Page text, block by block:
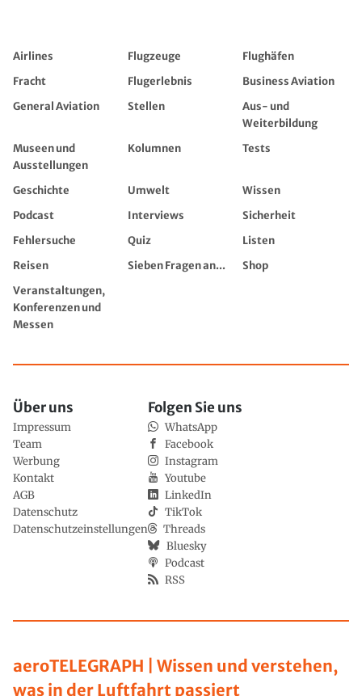
Airlines Flugzeuge
Flughäfen
Fracht
Flugerlebnis
Business Aviation
General Aviation
Stellen
Aus- und
Weiterbildung
Museen und
Ausstellungen
Kolumnen Tests
Geschichte Umwelt
Wissen
Podcast
Interviews
Sicherheit
Fehlersuche
Quiz
Listen
Reisen
Sieben Fragen an...
Shop
Veranstaltungen,
Konferenzen und
Messen
aeroTELEGRAPH | Wissen und verstehen,
was in der Luftfahrt passiert
Über uns
Impressum
Team
Werbung
Kontakt
AGB
Datenschutz
Datenschutzeinstellungen
Folgen Sie uns
WhatsApp
Facebook
Instagram
Youtube
LinkedIn
TikTok
Threads
Bluesky
Podcast
RSS